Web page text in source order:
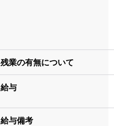
残業の有無について
給与
給与備考